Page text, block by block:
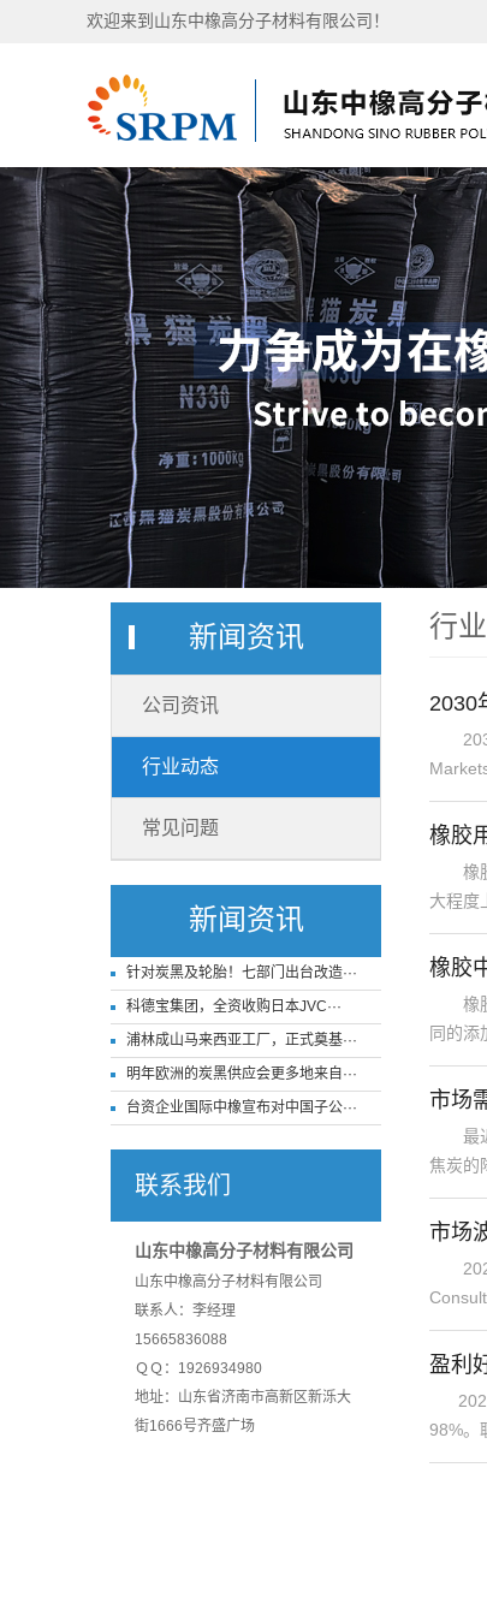
欢迎来到山东中橡高分子材料有限公司！
新闻资讯
公司资讯
行业动态
常见问题
新闻资讯
针对炭黑及轮胎！七部门出台改造···
科德宝集团，全资收购日本JVC···
浦林成山马来西亚工厂，正式奠基···
明年欧洲的炭黑供应会更多地来自···
台资企业国际中橡宣布对中国子公···
联系我们
山东中橡高分子材料有限公司
山东中橡高分子材料有限公司
联系人：李经理
15665836088
ＱＱ：1926934980
地址：山东省济南市高新区新泺大
街1666号齐盛广场
行
2030
2030
橡胶
橡胶
大程度
橡胶
橡胶
同的添
市场
最近
焦炭的
市场
2023
盈利
2022
98%。